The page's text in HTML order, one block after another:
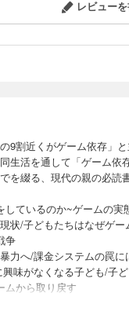
レビューを
9割近くがゲーム依存」
生活を通して「ゲーム依
を綴る、現代の親の必読書
しているのか~ゲームの実
状/子どもたちはなぜゲー
争
力へ/課金システムの罠
味がなくなる子ども/子
ムから取り戻す
変わる/子どもを説得する